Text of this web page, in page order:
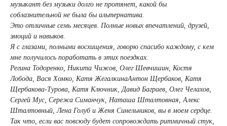
музыкант без музыки долго не протянет, какой бы
соблазнительной не была бы альтернатива.
Это отличные семь месяцев. Полные новых впечатлений, друзей,
эмоций и навыков.
Я с глазами, полными восхищения, говорю спасибо каждому, с кем
мне получилось поработать в этих поездках.
Регина Тодоренко, Никита Чижов, Олег Шевчишин, Костя
Лобода, Вася Хомко, Катя ЖегалкинаАнтон Щербаков, Катя
Щербакова-Турова, Катя Ключник, Давид Баграев, Олег Челахов,
Сергей Мус, Сережа Симанчук, Наташа Шталтовная, Алекс
Шталтовный, Лена Голуб и Женя Синельников, вы в моем сердце.
Так что, если вас повсюду будет сопровождать ритмичный стук,